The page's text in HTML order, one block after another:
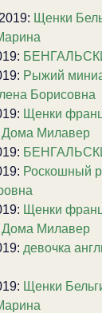
Щенки
Рыжий
Борисовна
Щенки
Дома Милавер
Роскошный
Щенки
Дома Милавер
девочка
Щенки